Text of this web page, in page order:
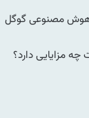
هوش مصنوعی گوگل